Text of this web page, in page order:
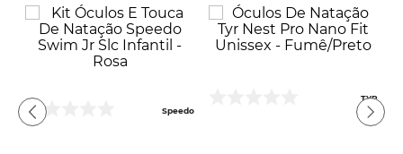
Speedo
TYR